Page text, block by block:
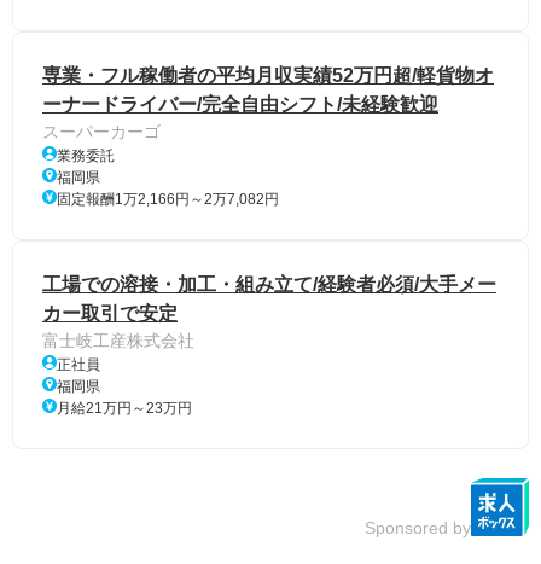
専業・フル稼働者の平均月収実績52万円超/軽貨物オ
ーナードライバー/完全自由シフト/未経験歓迎
スーパーカーゴ
業務委託
福岡県
固定報酬1万2,166円～2万7,082円
工場での溶接・加工・組み立て/経験者必須/大手メー
カー取引で安定
富士岐工産株式会社
正社員
福岡県
月給21万円～23万円
Sponsored by